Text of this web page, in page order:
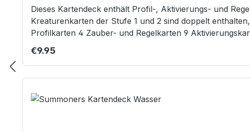
Dieses Kartendeck enthält Profil-, Aktivierungs- und
Kreaturenkarten der Stufe 1 und 2 sind doppelt
Regular price:
€9.95